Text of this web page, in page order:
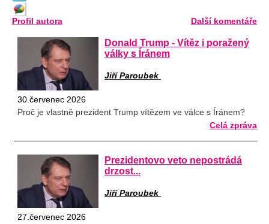
Profil autora Další komentáře
Donald Trump - Vítěz i poražený
války s Íránem
Jiří Paroubek
30.červenec 2026
Proč je vlastně prezident Trump vítězem ve válce s Íránem?
Celá zpráva
Prezidentovo veto nepostrádá
drzost...
Jiří Paroubek
27.červenec 2026